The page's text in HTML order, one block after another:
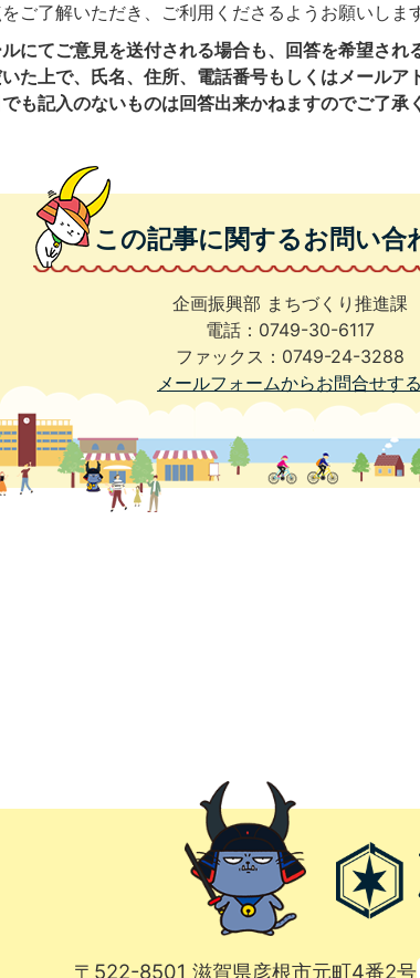
ご了解いただき、ご利用くださるようお願いします
にてご意見を送付される場合も、回答を希望され
た上で、氏名、住所、電話番号もしくはメールア
も記入のないものは回答出来かねますのでご了承
この記事に関するお問い合
企画振興部 まちづくり推進課
電話：0749-30-6117
ファックス：0749-24-3288
メールフォームからお問合せする
〒522-8501 滋賀県彦根市元町4番2号